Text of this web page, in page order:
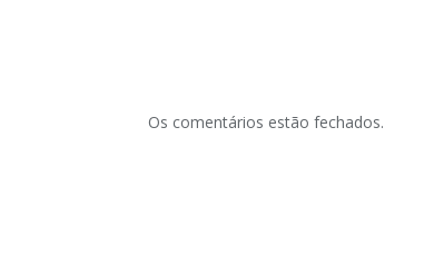
Os comentários estão fechados.